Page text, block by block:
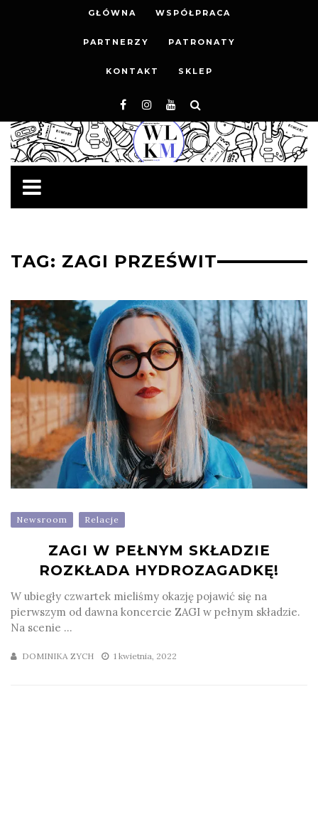
GŁÓWNA WSPÓŁPRACA
PARTNERZY PATRONATY
KONTAKT SKLEP
TAG: ZAGI PRZEŚWIT
Newsroom Relacje
ZAGI W PEŁNYM SKŁADZIE
ROZKŁADA HYDROZAGADKĘ!
W ubiegły czwartek mieliśmy okazję pojawić się na
pierwszym od dawna koncercie ZAGI w pełnym składzie.
Na scenie ...
DOMINIKA ZYCH 1 kwietnia, 2022